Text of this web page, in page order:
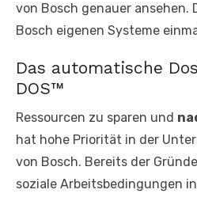
von Bosch genauer ansehen.
Bosch eigenen Systeme
Das automatische
DOS™
Ressourcen zu sparen und
hat hohe Priorität in der
von Bosch. Bereits der
soziale Arbeitsbedingungen